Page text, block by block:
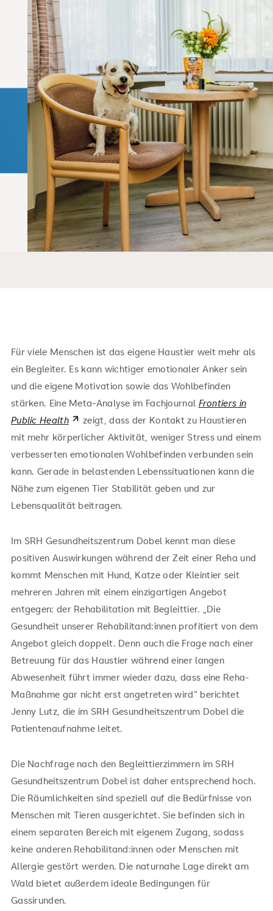
Für viele Menschen ist das eigene Haustier weit mehr als
ein Begleiter. Es kann wichtiger emotionaler Anker sein
und die eigene Motivation sowie das Wohlbefinden
stärken. Eine Meta-Analyse im Fachjournal Frontiers in
Public Health
zeigt, dass der Kontakt zu Haustieren
mit mehr körperlicher Aktivität, weniger Stress und einem
verbesserten emotionalen Wohlbefinden verbunden sein
kann. Gerade in belastenden Lebenssituationen kann die
Nähe zum eigenen Tier Stabilität geben und zur
Lebensqualität beitragen.
Im SRH Gesundheitszentrum Dobel kennt man diese
positiven Auswirkungen während der Zeit einer Reha und
kommt Menschen mit Hund, Katze oder Kleintier seit
mehreren Jahren mit einem einzigartigen Angebot
entgegen: der Rehabilitation mit Begleittier. „Die
Gesundheit unserer Rehabilitand:innen profitiert von dem
Angebot gleich doppelt. Denn auch die Frage nach einer
Betreuung für das Haustier während einer langen
Abwesenheit führt immer wieder dazu, dass eine Reha-
Maßnahme gar nicht erst angetreten wird“ berichtet
Jenny Lutz, die im SRH Gesundheitszentrum Dobel die
Patientenaufnahme leitet.
Die Nachfrage nach den Begleittierzimmern im SRH
Gesundheitszentrum Dobel ist daher entsprechend hoch.
Die Räumlichkeiten sind speziell auf die Bedürfnisse von
Menschen mit Tieren ausgerichtet. Sie befinden sich in
einem separaten Bereich mit eigenem Zugang, sodass
keine anderen Rehabilitand:innen oder Menschen mit
Allergie gestört werden. Die naturnahe Lage direkt am
Wald bietet außerdem ideale Bedingungen für
Gassirunden.